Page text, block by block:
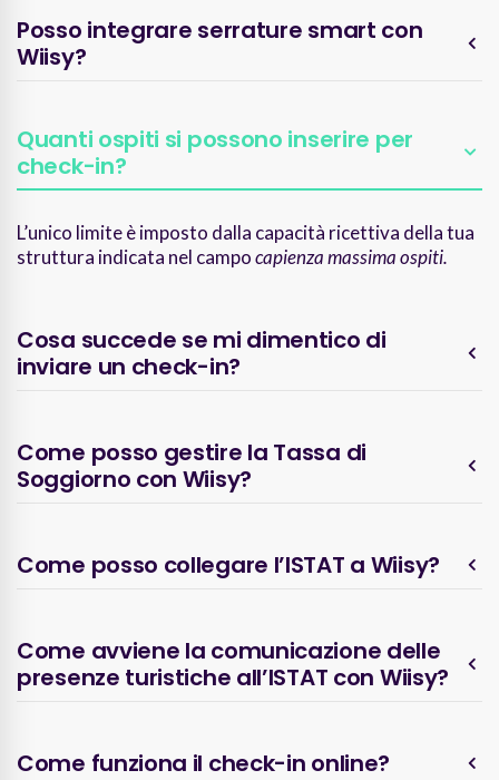
Posso integrare serrature smart con
Wiisy?
Quanti ospiti si possono inserire per
check-in?
L’unico limite è imposto dalla capacità ricettiva della tua
struttura indicata nel campocapienza massima ospiti.
Cosa succede se mi dimentico di
inviare un check-in?
Come posso gestire la Tassa di
Soggiorno con Wiisy?
Come posso collegare l’ISTAT a Wiisy?
Come avviene la comunicazione delle
presenze turistiche all’ISTAT con Wiisy?
Come funziona il check-in online?